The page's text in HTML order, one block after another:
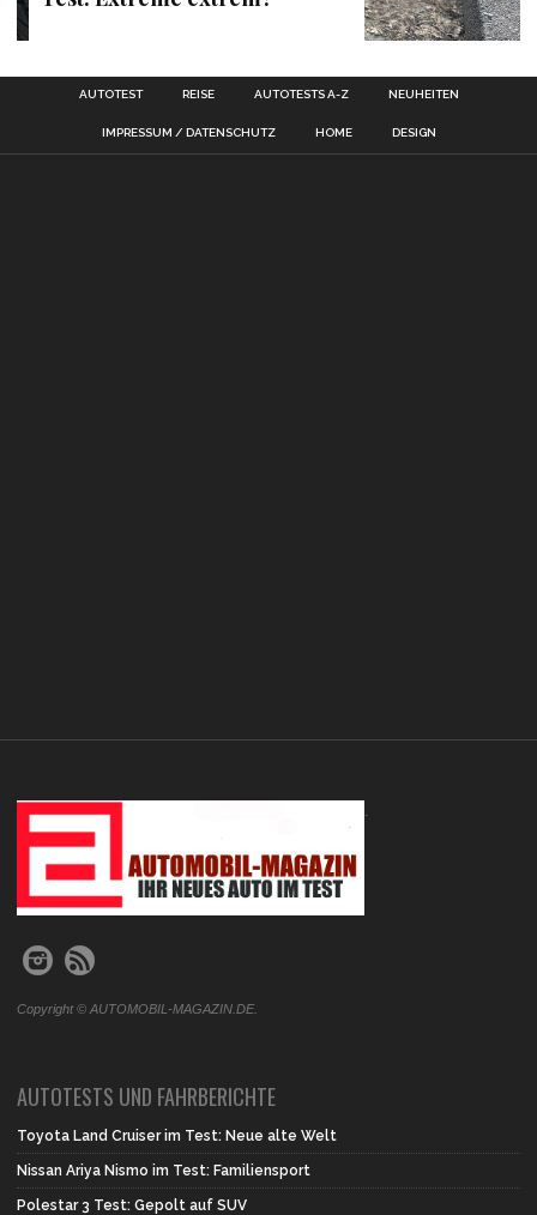
AUTOTEST REISE AUTOTESTS A-Z NEUHEITEN
IMPRESSUM / DATENSCHUTZ HOME DESIGN
.
Copyright © AUTOMOBIL-MAGAZIN.DE.
AUTOTESTS UND FAHRBERICHTE
Toyota Land Cruiser im Test: Neue alte Welt
Nissan Ariya Nismo im Test: Familiensport
Polestar 3 Test: Gepolt auf SUV